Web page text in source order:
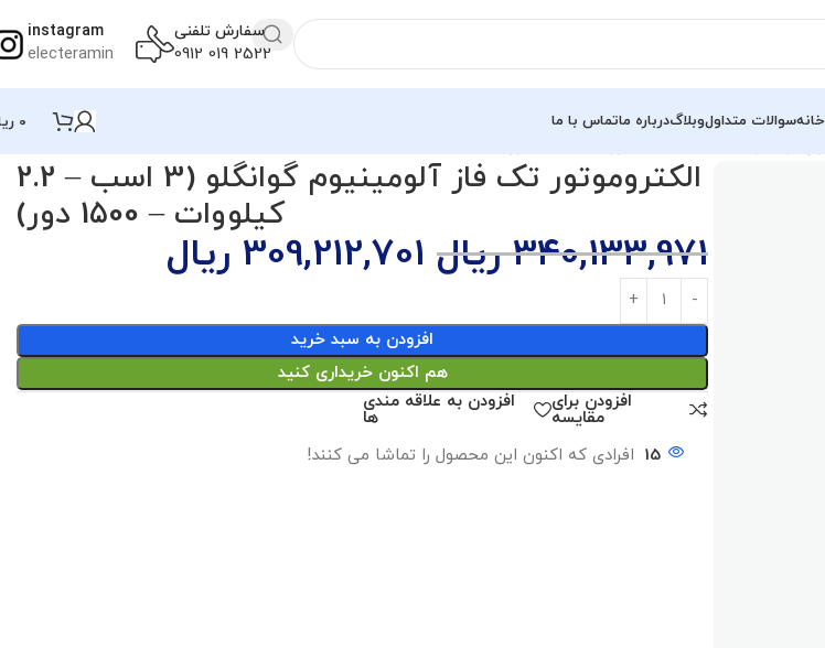
سفارش تلفنی
2522 019 0912
instagram
electeramin
خانهسوالات متداولوبلاگدرباره ماتماس با ما 0
الکتروموتور تک فاز آلومینیوم گوانگلو (3 اسب – 2.2
کیلووات – 1500 دور)
340,133,971 ریال 309,212,701 ریال
افزودن به سبد خرید
هم اکنون خریداری کنید
افزودن برای
مقایسه
افزودن به علاقه مندی
ها
15 افرادی که اکنون این محصول را تماشا می کنند!